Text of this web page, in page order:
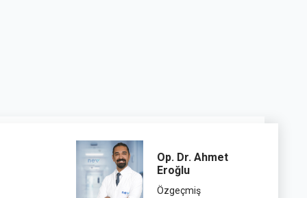
Op. Dr. Ahmet
Eroğlu
Özgeçmiş